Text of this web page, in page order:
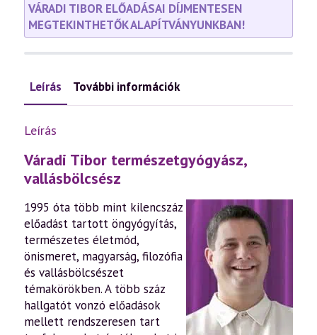
VÁRADI TIBOR ELŐADÁSAI DÍJMENTESEN
MEGTEKINTHETŐK ALAPÍTVÁNYUNKBAN!
Leírás További információk
Leírás
Váradi Tibor természetgyógyász,
vallásbölcsész
1995 óta több mint kilencszáz
előadást tartott öngyógyítás,
természetes életmód,
önismeret, magyarság, filozófia
és vallásbölcsészet
témakörökben. A több száz
hallgatót vonzó előadások
mellett rendszeresen tart